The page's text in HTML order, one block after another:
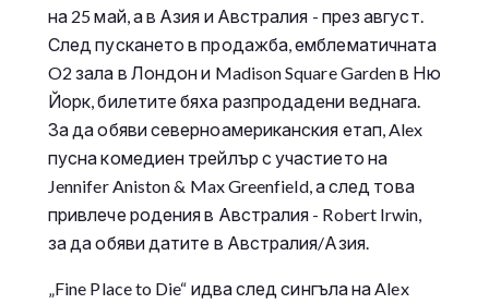
на 25 май, а в Азия и Австралия - през август.
След пускането в продажба, емблематичната
O2 зала в Лондон и Madison Square Garden в Ню
Йорк, билетите бяха разпродадени веднага.
За да обяви северноамериканския етап, Alex
пусна комедиен трейлър с участието на
Jennifer Aniston & Max Greenfield, а след това
привлече родения в Австралия - Robert Irwin,
за да обяви датите в Австралия/Азия.
„Fine Place to Die“ идва след сингъла на Alex